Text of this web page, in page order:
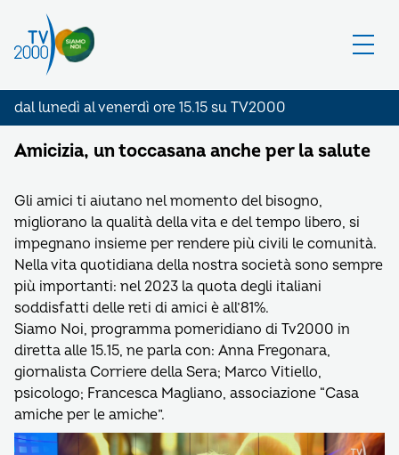
dal lunedì al venerdì ore 15.15 su TV2000
Amicizia, un toccasana anche per la salute
Gli amici ti aiutano nel momento del bisogno,
migliorano la qualità della vita e del tempo libero, si
impegnano insieme per rendere più civili le comunità.
Nella vita quotidiana della nostra società sono sempre
più importanti: nel 2023 la quota degli italiani
soddisfatti delle reti di amici è all’81%.
Siamo Noi, programma pomeridiano di Tv2000 in
diretta alle 15.15, ne parla con: Anna Fregonara,
giornalista Corriere della Sera; Marco Vitiello,
psicologo; Francesca Magliano, associazione “Casa
amiche per le amiche”.